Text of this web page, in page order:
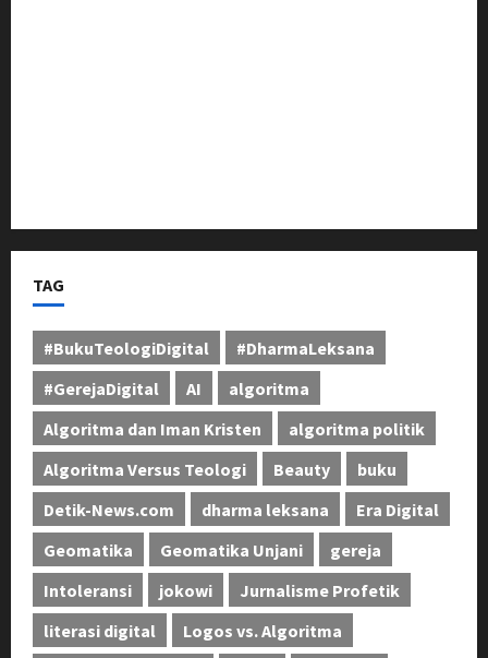
TAG
#BukuTeologiDigital
#DharmaLeksana
#GerejaDigital
AI
algoritma
Algoritma dan Iman Kristen
algoritma politik
Algoritma Versus Teologi
Beauty
buku
Detik-News.com
dharma leksana
Era Digital
Geomatika
Geomatika Unjani
gereja
Intoleransi
jokowi
Jurnalisme Profetik
literasi digital
Logos vs. Algoritma